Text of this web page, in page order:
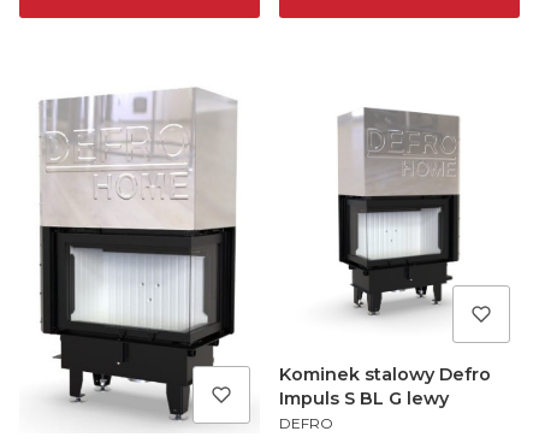
Kominek stalowy Defro
Impuls S BL G lewy
PRODUCENT
DEFRO